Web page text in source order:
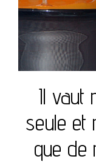
Il vaut
seule et
que de